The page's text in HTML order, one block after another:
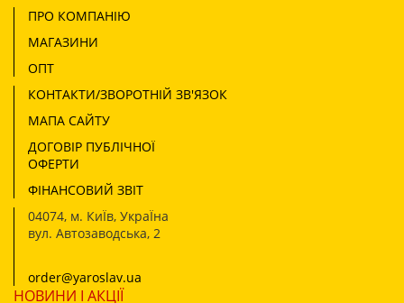
ПРО КОМПАНІЮ
МАГАЗИНИ
ОПТ
КОНТАКТИ/ЗВОРОТНІЙ ЗВ'ЯЗОК
МАПА САЙТУ
ДОГОВІР ПУБЛІЧНОЇ
ОФЕРТИ
ФІНАНСОВИЙ ЗВІТ
04074, м. КиЇв, УкраЇна
вул. Автозаводська, 2
order@yaroslav.ua
НОВИНИ І АКЦІЇ